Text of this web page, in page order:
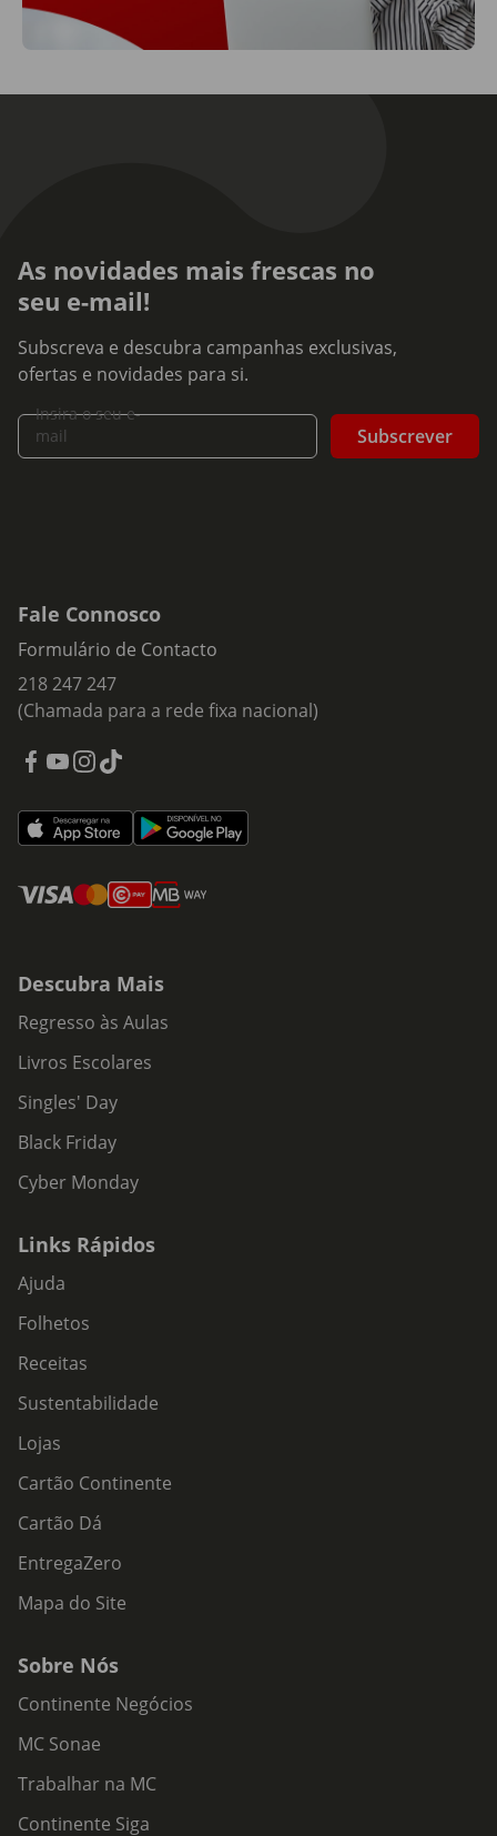
As novidades mais frescas no
seu e-mail!
Subscreva e descubra campanhas exclusivas,
ofertas e novidades para si.
Insira o seu e-
mail
Subscrever
Fale Connosco
Formulário de Contacto
218 247 247
(Chamada para a rede fixa nacional)
Descubra Mais
Regresso às Aulas
Livros Escolares
Singles' Day
Black Friday
Cyber Monday
Links Rápidos
Ajuda
Folhetos
Receitas
Sustentabilidade
Lojas
Cartão Continente
Cartão Dá
EntregaZero
Mapa do Site
Sobre Nós
Continente Negócios
MC Sonae
Trabalhar na MC
Continente Siga